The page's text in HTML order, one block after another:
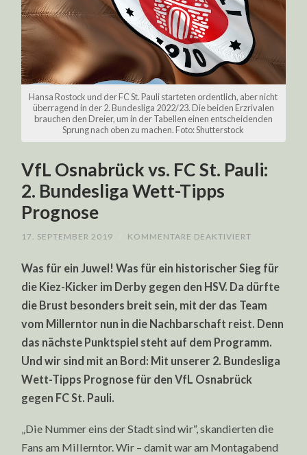
Hansa Rostock und der FC St. Pauli starteten ordentlich, aber nicht
überragend in der 2. Bundesliga 2022/23. Die beiden Erzrivalen
brauchen den Dreier, um in der Tabellen einen entscheidenden
Sprung nach oben zu machen. Foto: Shutterstock
VfL Osnabrück vs. FC St. Pauli:
2. Bundesliga Wett-Tipps
Prognose
17. SEPTEMBER 2019 KOMMENTARE DEAKTIVIERT
VS.
FC
ST.
2.
WETT-
TIPPS
PROGNOSE
Was für ein Juwel! Was für ein historischer Sieg für
die Kiez-Kicker im Derby gegen den HSV. Da dürfte
die Brust besonders breit sein, mit der das Team
vom Millerntor nun in die Nachbarschaft reist. Denn
das nächste Punktspiel steht auf dem Programm.
Und wir sind mit an Bord: Mit unserer 2. Bundesliga
Wett-Tipps Prognose für den VfL Osnabrück
gegen FC St. Pauli.
„Die Nummer eins der Stadt sind wir“, skandierten die
Fans am Millerntor. Wir – damit war am Montagabend